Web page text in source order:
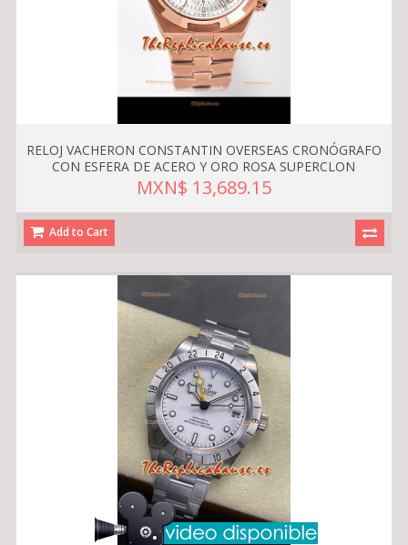
RELOJ VACHERON CONSTANTIN OVERSEAS CRONÓGRAFO
CON ESFERA DE ACERO Y ORO ROSA SUPERCLON
MXN$ 13,689.15
Add to Cart